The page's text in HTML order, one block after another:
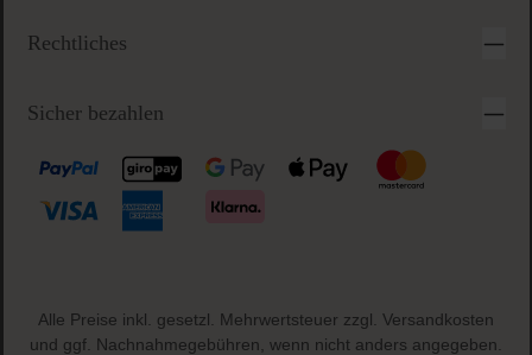
Rechtliches
Sicher bezahlen
Alle Preise inkl. gesetzl. Mehrwertsteuer zzgl. Versandkosten
und ggf. Nachnahmegebühren, wenn nicht anders angegeben.